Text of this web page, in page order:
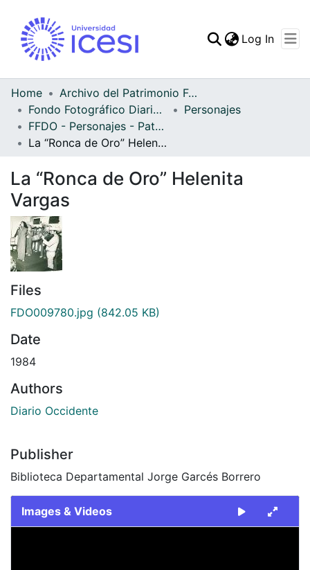
Statistics
Log In
Home
Archivo del Patrimonio Fotográfico y Fílmico del Valle del Cauca
Fondo Fotográfico Diario Occidente
Personajes
FFDO - Personajes - Patrimonial
La “Ronca de Oro” Helenita Vargas
La “Ronca de Oro” Helenita
Vargas
Files
FDO009780.jpg (842.05 KB)
Date
1984
Authors
Diario Occidente
Publisher
Biblioteca Departamental Jorge Garcés Borrero
Images & Videos